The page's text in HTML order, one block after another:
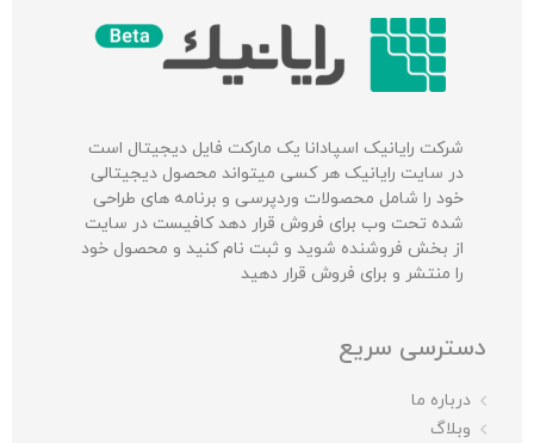
شرکت‌ رایانیک اسپادانا یک مارکت فایل دیجیتال است
در سایت رایانیک هر کسی میتواند محصول دیجیتالی
خود را شامل محصولات وردپرسی و برنامه های طراحی
شده تحت وب برای فروش قرار دهد کافیست در سایت
از بخش فروشنده شوید و ثبت نام کنید و محصول خود
را منتشر و برای فروش قرار دهید
دسترسی سریع
درباره ما
وبلاگ